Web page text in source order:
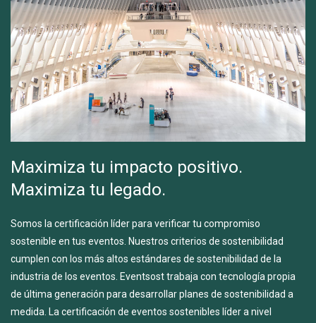
Maximiza tu impacto positivo.
Maximiza tu legado.
Somos la certificación líder para verificar tu compromiso
sostenible en tus eventos. Nuestros criterios de sostenibilidad
cumplen con los más altos estándares de sostenibilidad de la
industria de los eventos. Eventsost trabaja con tecnología propia
de última generación para desarrollar planes de sostenibilidad a
medida. La certificación de eventos sostenibles líder a nivel